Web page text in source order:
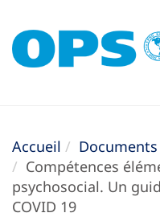
Accueil
Documents
Compétences
psychosocial. Un
COVID 19